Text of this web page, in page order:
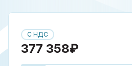
С НДС
377 358₽